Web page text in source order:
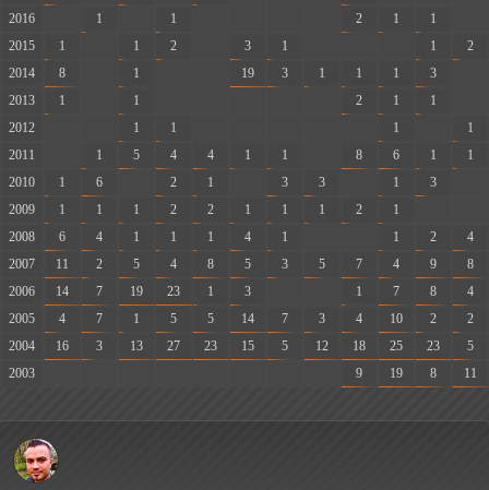
2016
1 1 2 1 1
2015
1 1 2 3 1 1
2
2014
8 1 19 3 1 1 1 3
2013
1 1 2 1 1
2012
1 1 1
1
2011
1 5 4 4 1 1 8 6 1
1
2010
1 6 2 1 3 3 1 3
2009
1 1 1 2 2 1 1 1 2 1
2008
6 4 1 1 1 4 1 1 2
4
2007
11 2 5 4 8 5 3 5 7 4 9
8
2006
14 7 19 23 1 3 1 7 8
4
2005
4 7 1 5 5 14 7 3 4 10 2
2
2004
16 3 13 27 23 15 5 12 18 25 23
5
2003
9 19 8 11